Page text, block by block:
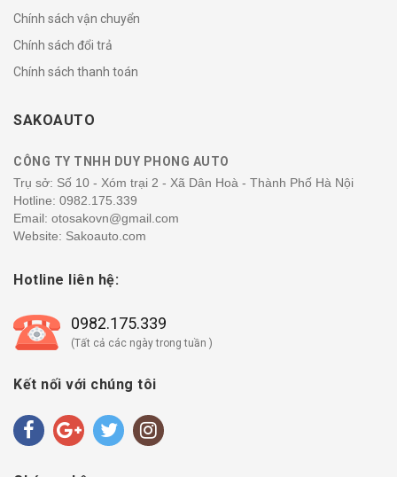
Chính sách vận chuyển
Chính sách đổi trả
Chính sách thanh toán
SAKOAUTO
CÔNG TY TNHH DUY PHONG AUTO
Trụ sở: Số 10 - Xóm trại 2 - Xã Dân Hoà - Thành Phố Hà Nội
Hotline: 0982.175.339
Email: otosakovn@gmail.com
Website: Sakoauto.com
Hotline liên hệ:
0982.175.339
(Tất cả các ngày trong tuần )
Kết nối với chúng tôi